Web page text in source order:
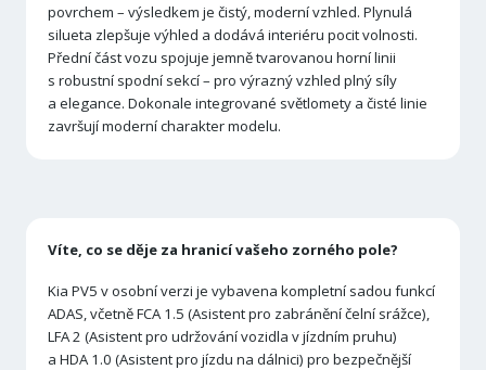
povrchem – výsledkem je čistý, moderní vzhled. Plynulá
silueta zlepšuje výhled a dodává interiéru pocit volnosti.
Přední část vozu spojuje jemně tvarovanou horní linii
s robustní spodní sekcí – pro výrazný vzhled plný síly
a elegance. Dokonale integrované světlomety a čisté linie
završují moderní charakter modelu.
Víte, co se děje za hranicí vašeho zorného pole?
Kia PV5 v osobní verzi je vybavena kompletní sadou funkcí
ADAS, včetně FCA 1.5 (Asistent pro zabránění čelní srážce),
LFA 2 (Asistent pro udržování vozidla v jízdním pruhu)
a HDA 1.0 (Asistent pro jízdu na dálnici) pro bezpečnější